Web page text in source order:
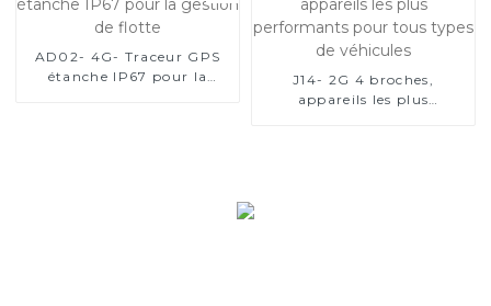
AD02- 4G- Traceur GPS
étanche IP67 pour la
J14- 2G 4 broches,
appareils les plus